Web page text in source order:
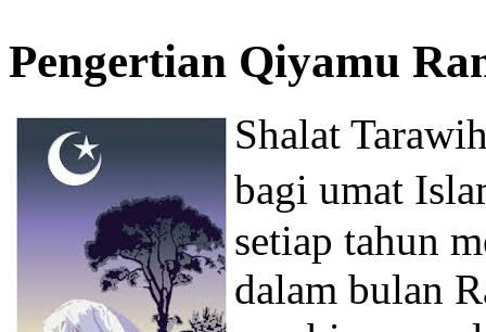
Pengertian Qiyamu
Shalat
bagi umat
setiap tahun
dalam bulan